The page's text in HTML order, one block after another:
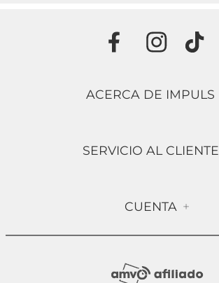
ACERCA DE IMPULS
Contáctanos
Compra Segura
Sucursales
SERVICIO AL CLIENTE
Política de Devolución
CUENTA +